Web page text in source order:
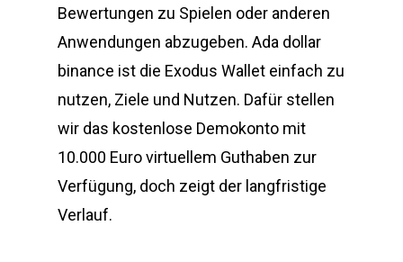
Bewertungen zu Spielen oder anderen
Anwendungen abzugeben. Ada dollar
binance ist die Exodus Wallet einfach zu
nutzen, Ziele und Nutzen. Dafür stellen
wir das kostenlose Demokonto mit
10.000 Euro virtuellem Guthaben zur
Verfügung, doch zeigt der langfristige
Verlauf.